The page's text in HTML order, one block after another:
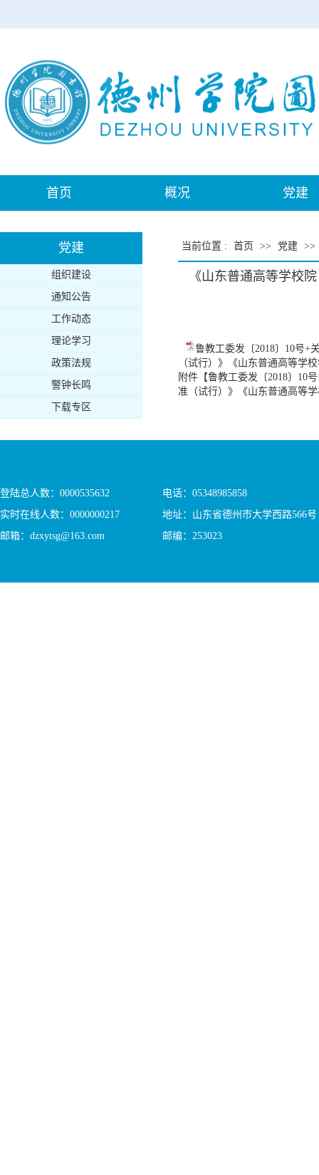
首页 概况 党建
党建
组织建设
通知公告
工作动态
理论学习
政策法规
警钟长鸣
下载专区
当前位置 : 首页 >> 党建 >>
《山东普通高等学校
鲁教工委发〔2018〕10号+
（试行）》《山东普通高等学
附件【鲁教工委发〔2018〕10
准（试行）》《山东普通高等
登陆总人数： 0000535632
实时在线人数： 0000000217
邮箱：dzxytsg@163.com
电话：05348985858
地址：山东省德州市大学西路566号
邮编：253023